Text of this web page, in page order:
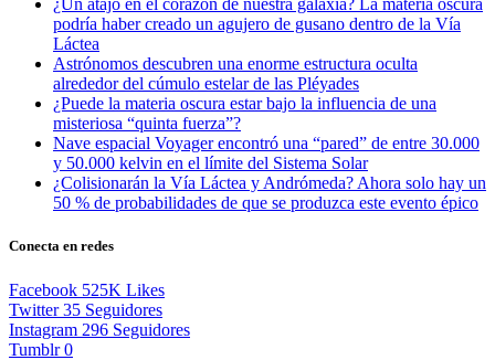
¿Un atajo en el corazón de nuestra galaxia? La materia oscura
podría haber creado un agujero de gusano dentro de la Vía
Láctea
Astrónomos descubren una enorme estructura oculta
alrededor del cúmulo estelar de las Pléyades
¿Puede la materia oscura estar bajo la influencia de una
misteriosa “quinta fuerza”?
Nave espacial Voyager encontró una “pared” de entre 30.000
y 50.000 kelvin en el límite del Sistema Solar
¿Colisionarán la Vía Láctea y Andrómeda? Ahora solo hay un
50 % de probabilidades de que se produzca este evento épico
Conecta en redes
Facebook 525K Likes
Twitter 35 Seguidores
Instagram 296 Seguidores
Tumblr 0